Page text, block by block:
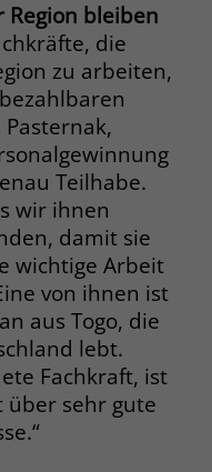
bleiben
die
zu arbeiten,
Teilhabe.
wir ihnen
damit sie
wichtige Arbeit
von ihnen ist
aus Togo, die
lebt.
Fachkraft, ist
sehr gute
des Benutzers
is used to
Bot Management.
dieses Cookie,
eines Benutzers
einer einzigen
User-ID.